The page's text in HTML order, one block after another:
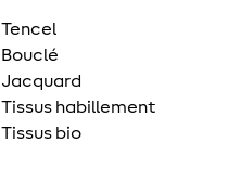
Tencel
Bouclé
Jacquard
Tissus habillement
Tissus bio